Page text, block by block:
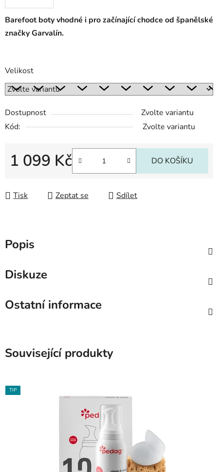
Barefoot boty vhodné i pro začínající chodce od španělské
značky Garvalín.
Velikost
Dostupnost
Zvolte variantu
Kód:
Zvolte variantu
1 099 Kč DO KOŠÍKU
Tisk Zeptat se Sdílet
Popis
Diskuze
Ostatní informace
Související produkty
TIP